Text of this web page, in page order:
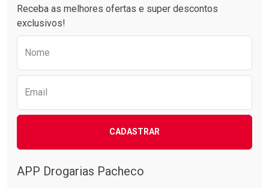
Receba as melhores ofertas e super descontos
exclusivos!
Nome
Email
CADASTRAR
APP Drogarias Pacheco